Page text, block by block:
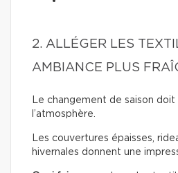
2. ALLÉGER LES
AMBIANCE PLUS
Le changement de saison doit
l’atmosphère.
Les couvertures épaisses,
hivernales donnent une